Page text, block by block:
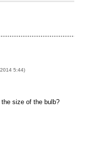
5:44)
size of the bulb?